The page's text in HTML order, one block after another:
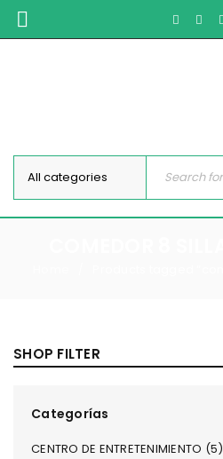
SHOP FILTER
Categorías
CENTRO DE ENTRETENIMIENTO (5)